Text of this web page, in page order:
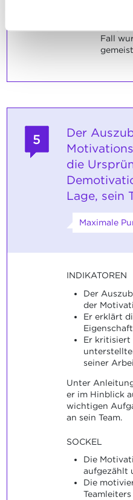
Fall
5
Der
die
Lage, sein
Maximale
INDIKATOREN
Der
der
Er erklärt
Er kritisiert
seiner
Unter
er im Hinblick
wichtigen
an sein Team.
SOCKEL
Die
aufgezählt
Die